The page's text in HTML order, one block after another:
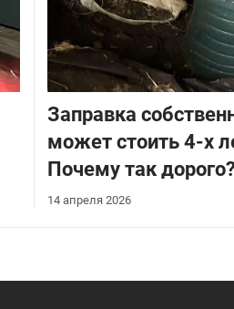
Заправка
может стоить 4-х
Почему так
14 апреля 2026